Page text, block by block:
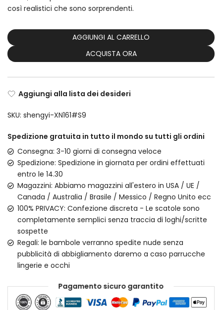
così realistici che sono sorprendenti.
AGGIUNGI AL CARRELLO
ACQUISTA ORA
Aggiungi alla lista dei desideri
SKU: shengyi-XN161#S9
Spedizione gratuita in tutto il mondo su tutti gli ordini
Consegna: 3-10 giorni di consegna veloce
Spedizione: Spedizione in giornata per ordini effettuati
entro le 14.30
Magazzini: Abbiamo magazzini all'estero in USA / UE /
Canada / Australia / Brasile / Messico / Regno Unito ecc
100% PRIVACY: Confezione discreta - Le scatole sono
completamente semplici senza traccia di loghi/scritte
sospette
Regali: le bambole verranno spedite nude senza
pubblicità di abbigliamento daremo a caso parrucche
lingerie e occhi
Pagamento sicuro garantito